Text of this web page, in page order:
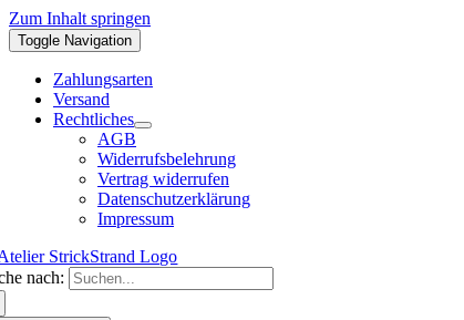
Zum Inhalt springen
Toggle Navigation
Zahlungsarten
Versand
Rechtliches
AGB
Widerrufsbelehrung
Vertrag widerrufen
Datenschutzerklärung
Impressum
nach: